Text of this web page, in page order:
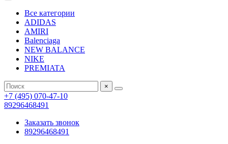
Все категории
ADIDAS
AMIRI
Balenciaga
NEW BALANCE
NIKE
PREMIATA
×
+7 (495) 070-47-10
89296468491
Заказать звонок
89296468491